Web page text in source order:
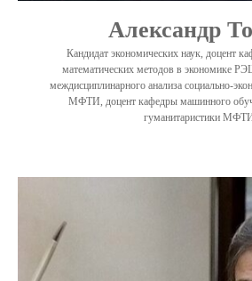
Александр
Кандидат экономических наук, доцент
математических методов в экономике
междисциплинарного анализа социально-
МФТИ, доцент кафедры машинного
гуманитаристики